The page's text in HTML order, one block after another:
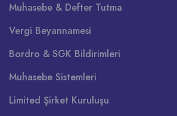
Muhasebe & Defter Tutma
Vergi Beyannamesi
Bordro & SGK Bildirimleri
Muhasebe Sistemleri
Limited Şirket Kuruluşu